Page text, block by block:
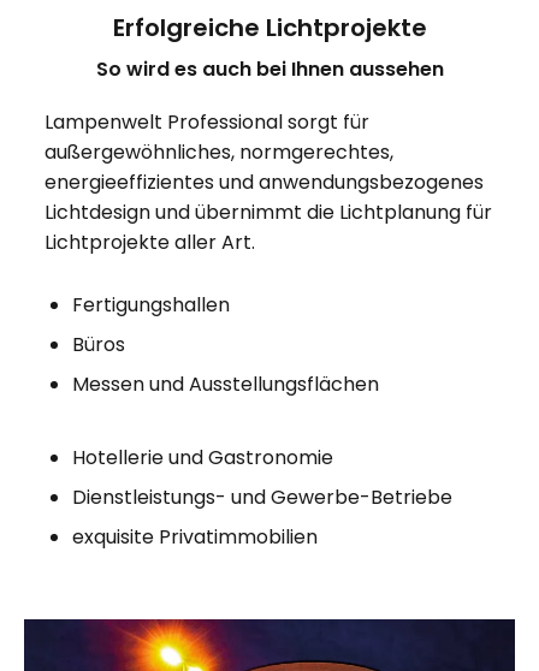
Erfolgreiche Lichtprojekte
So wird es auch bei Ihnen aussehen
Lampenwelt Professional sorgt für
außergewöhnliches, normgerechtes,
energieeffizientes und anwendungsbezogenes
Lichtdesign und übernimmt die Lichtplanung für
Lichtprojekte aller Art.
Fertigungshallen
Büros
Messen und Ausstellungsflächen
Hotellerie und Gastronomie
Dienstleistungs- und Gewerbe-Betriebe
exquisite Privatimmobilien